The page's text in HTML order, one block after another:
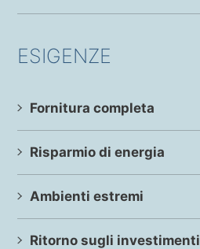
ESIGENZE
Fornitura completa
Risparmio di energia
Ambienti estremi
Ritorno sugli investimenti